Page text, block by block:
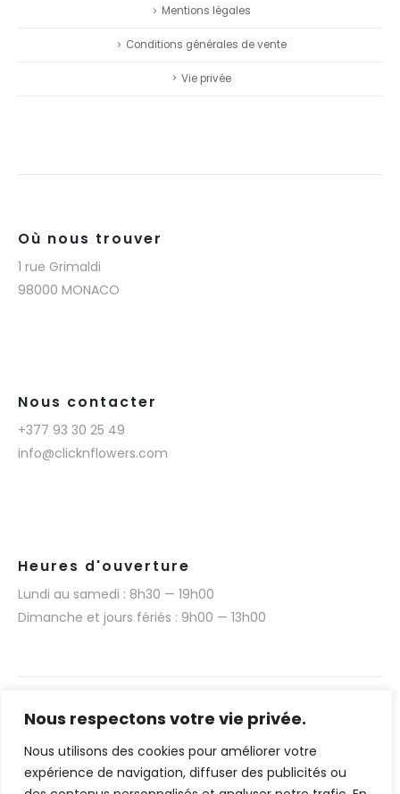
Nous respectons votre vie privée.
Nous utilisons des cookies pour améliorer votre
expérience de navigation, diffuser des publicités ou
Mentions légales
Conditions générales de vente
Vie privée
Où nous trouver
1 rue Grimaldi
98000 MONACO
Nous contacter
+377 93 30 25 49
info@clicknflowers.com
Heures d'ouverture
Lundi au samedi : 8h30 — 19h00
Dimanche et jours fériés : 9h00 — 13h00
Narmino SARL © 2025. Tous droits réservés.
Réalisation technique du site web par Media 377